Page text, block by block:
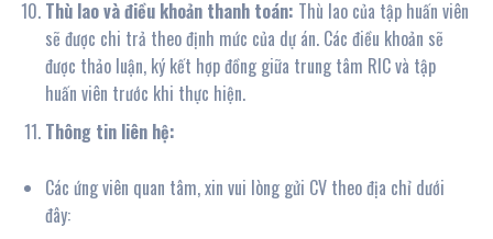
Thù lao và điều khoản thanh toán: Thù lao của tập huấn viên
sẽ được chi trả theo định mức của dự án. Các điều khoản sẽ
được thảo luận, ký kết hợp đồng giữa trung tâm RIC và tập
huấn viên trước khi thực hiện.
Thông tin liên hệ:
Các ứng viên quan tâm, xin vui lòng gửi CV theo địa chỉ dưới
đây: